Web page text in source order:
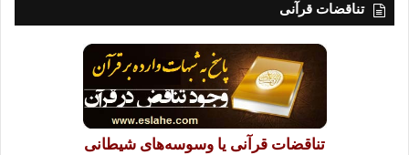
تناقضات قرآنی
تناقضات قرآنی یا وسوسه‌های شیطانی